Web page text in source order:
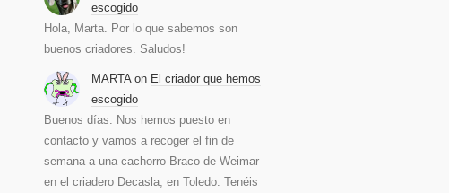
escogido
Hola, Marta. Por lo que sabemos son
buenos criadores. Saludos!
MARTA on El criador que hemos
escogido
Buenos días. Nos hemos puesto en
contacto y vamos a recoger el fin de
semana a una cachorro Braco de Weimar
en el criadero Decasla, en Toledo. Tenéis